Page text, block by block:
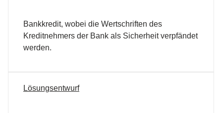
Bankkredit, wobei die Wertschriften des
Kreditnehmers der Bank als Sicherheit verpfändet
werden.
Lösungsentwurf